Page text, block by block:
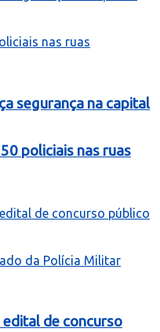
segurança na capital
policiais nas ruas
edital de concurso